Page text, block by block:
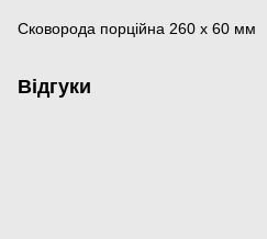
Сковорода порційна 260 х 60 мм
Відгуки